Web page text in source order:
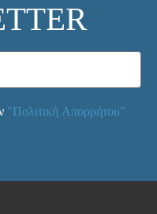
"Πολιτική Απορρήτου"